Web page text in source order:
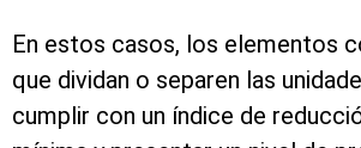
En estos casos, los elementos
que dividan o separen las
cumplir con un índice de